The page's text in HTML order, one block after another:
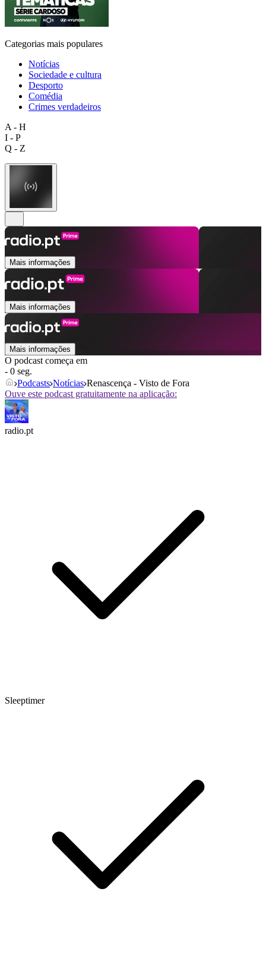
Categorias mais populares
Notícias
Sociedade e cultura
Desporto
Comédia
Crimes verdadeiros
A - H
I - P
Q - Z
Mais informações
Mais informações
Mais informações
O podcast começa em
- 0 seg.
Podcasts Notícias Renascença - Visto de Fora
Ouve este podcast gratuitamente na aplicação:
radio.pt
Sleeptimer